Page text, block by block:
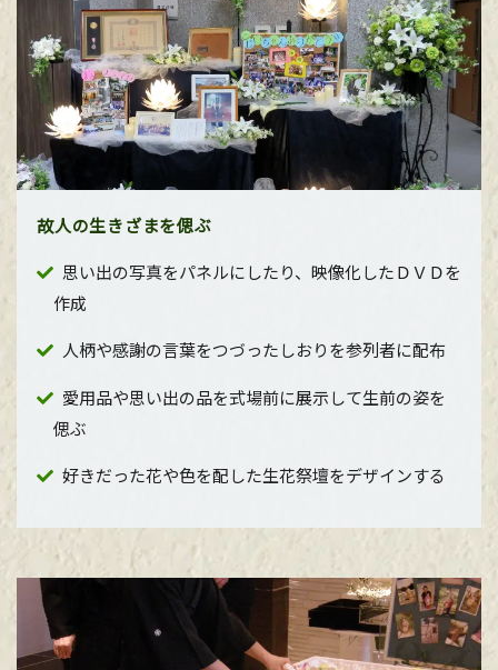
故人の生きざまを偲ぶ
思い出の写真をパネルにしたり、映像化したＤＶＤを
作成
人柄や感謝の言葉をつづったしおりを参列者に配布
愛用品や思い出の品を式場前に展示して生前の姿を
偲ぶ
好きだった花や色を配した生花祭壇をデザインする